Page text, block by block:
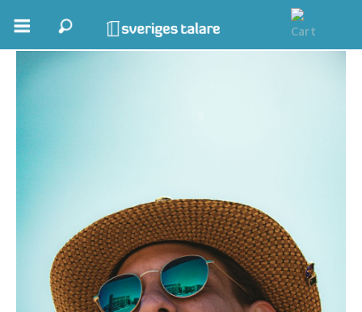
Personlig utveckling, målsättning
Life Stories & Trivsel
Keynote
rk-stor